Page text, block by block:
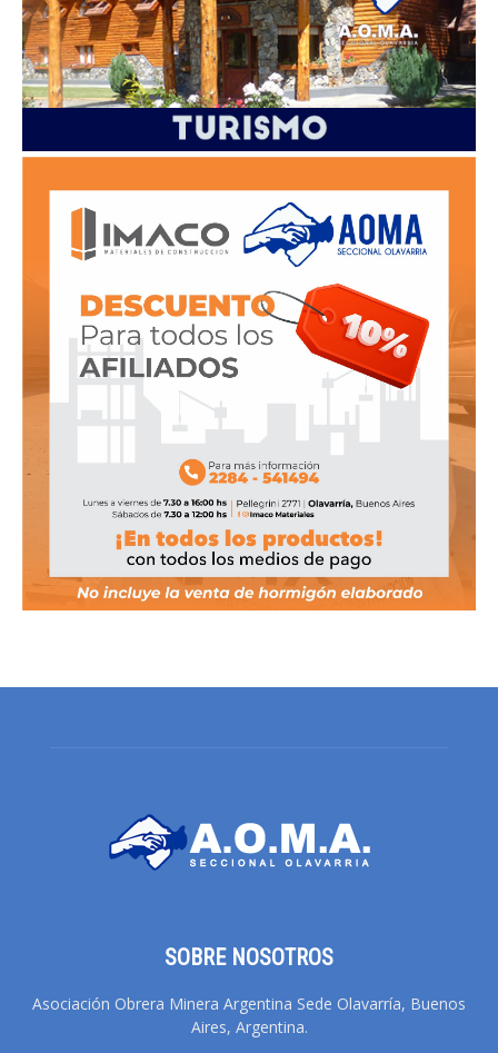
SOBRE NOSOTROS
Asociación Obrera Minera Argentina Sede Olavarría, Buenos
Aires, Argentina.